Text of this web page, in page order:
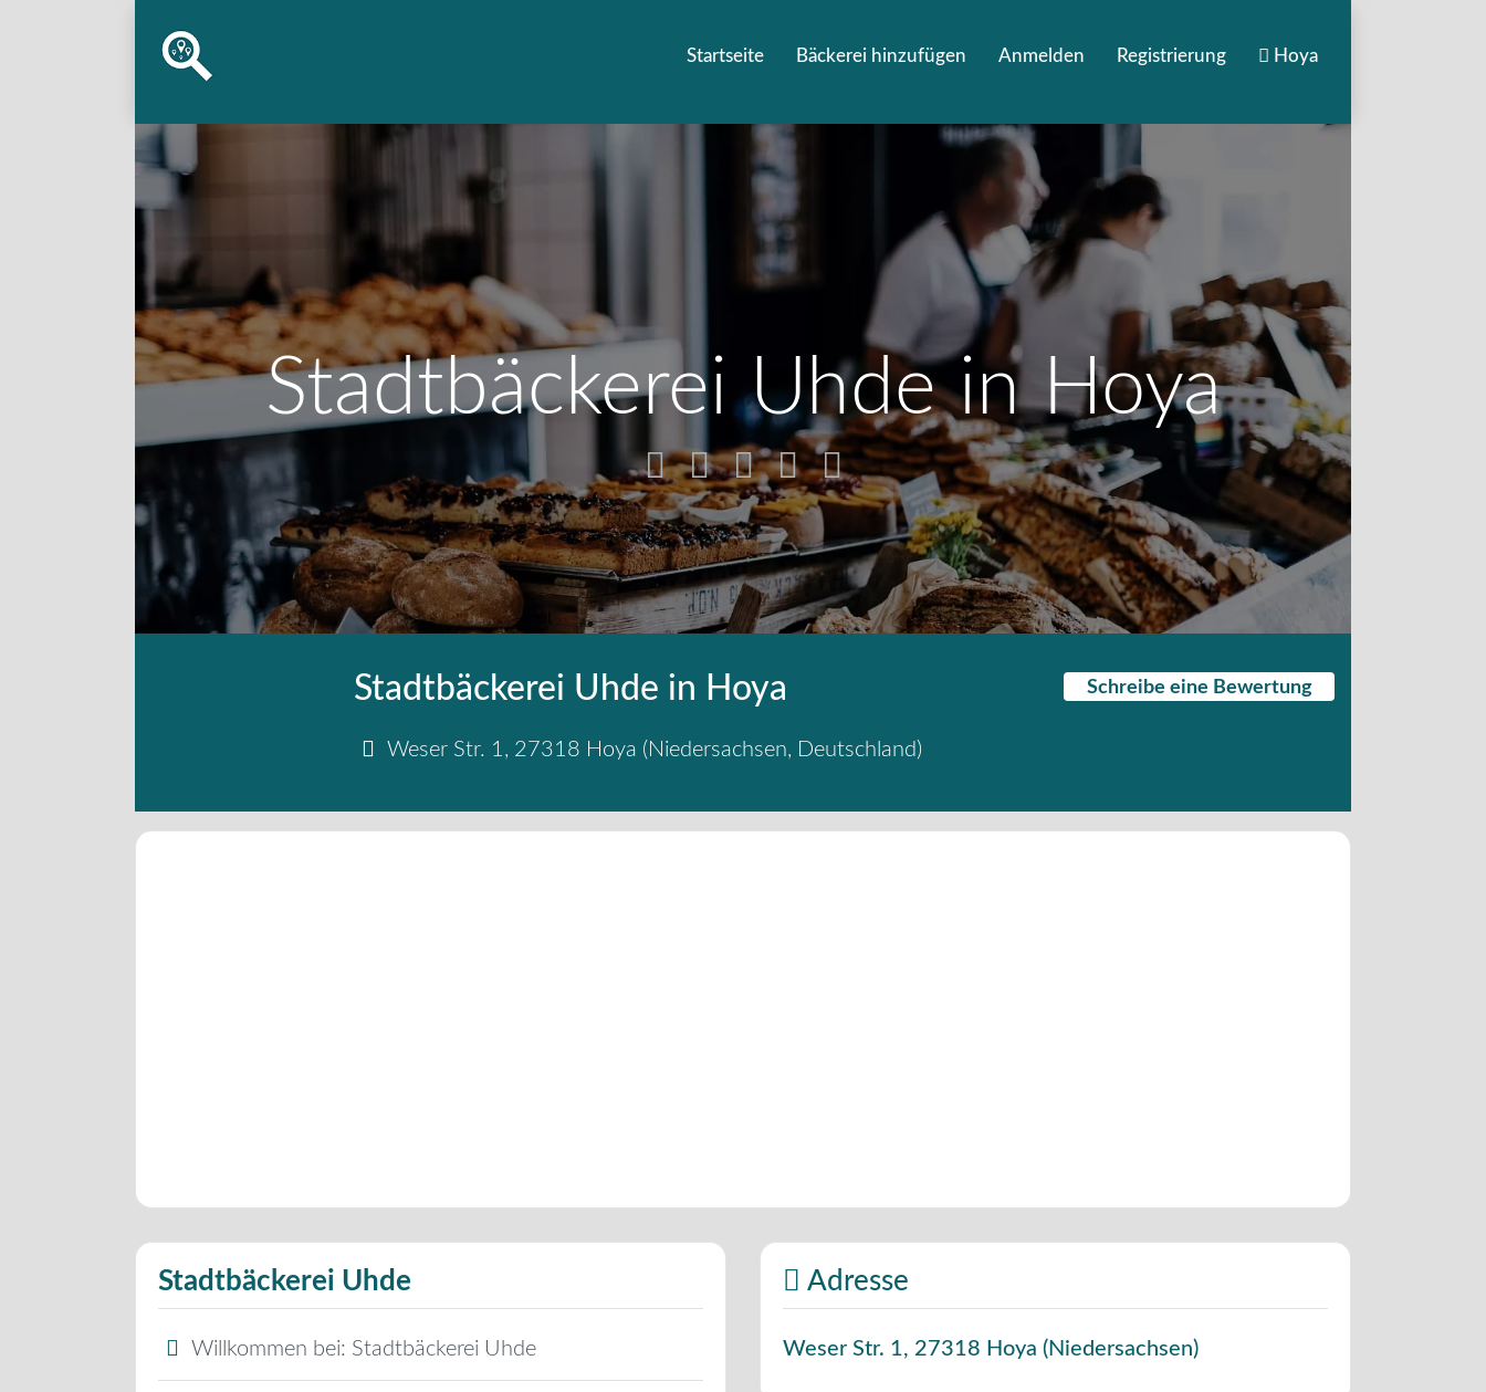
Startseite Bäckerei hinzufügen Anmelden Registrierung Hoya
Stadtbäckerei Uhde in Hoya
Stadtbäckerei Uhde in Hoya
Weser Str. 1, 27318 Hoya ( Niedersachsen, Deutschland)
Schreibe eine Bewertung
Stadtbäckerei Uhde
Willkommen bei: Stadtbäckerei Uhde
Adresse
Weser Str. 1, 27318 Hoya ( Niedersachsen)